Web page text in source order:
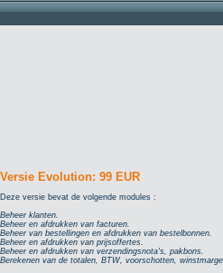
Versie Evolution: 99 EUR
Deze versie bevat de volgende modules :
Beheer klanten.
Beheer en afdrukken van facturen.
Beheer van bestellingen en afdrukken van bestelbonnen.
Beheer en afdrukken van prijsoffertes.
Beheer en afdrukken van verzendingsnota's, pakbons.
Berekenen van de totalen, BTW, voorschotten,